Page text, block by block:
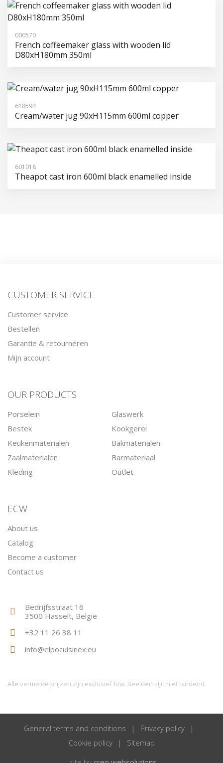
000570
French coffeemaker glass with wooden lid
D80xH180mm 350ml
618594
Cream/water jug 90xH115mm 600ml copper
601018
Theapot cast iron 600ml black enamelled inside
CUSTOMER SERVICE
Customer service
Bestellen
Garantie & retourneren
Mijn account
OUR PRODUCTS
Porselein
Glaswerk
Bestek
Kookgerei
Keukenmaterialen
Bakmaterialen
Zaalmaterialen
Barmateriaal
Kleding
Outlet
ECW
About us
Catalog
Become a customer
Contact us
Bedrijfsstraat 16
3500 Hasselt, België
+32 11 26 38 11
info@elpocuisinex.eu
Alle vermelde prijzen zijn exclusief btw. Beelden zijn niet bindend.
General terms and conditions
Privacy policy
Cookie policy
Sitemap